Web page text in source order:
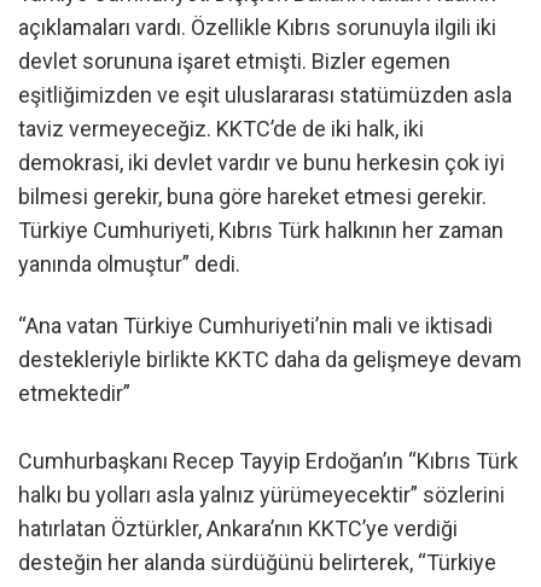
açıklamaları vardı. Özellikle Kıbrıs sorunuyla ilgili iki
devlet sorununa işaret etmişti. Bizler egemen
eşitliğimizden ve eşit uluslararası statümüzden asla
taviz vermeyeceğiz. KKTC’de de iki halk, iki
demokrasi, iki devlet vardır ve bunu herkesin çok iyi
bilmesi gerekir, buna göre hareket etmesi gerekir.
Türkiye Cumhuriyeti, Kıbrıs Türk halkının her zaman
yanında olmuştur” dedi.
“Ana vatan Türkiye Cumhuriyeti’nin mali ve iktisadi
destekleriyle birlikte KKTC daha da gelişmeye devam
etmektedir”
Cumhurbaşkanı Recep Tayyip Erdoğan’ın “Kıbrıs Türk
halkı bu yolları asla yalnız yürümeyecektir” sözlerini
hatırlatan Öztürkler, Ankara’nın KKTC’ye verdiği
desteğin her alanda sürdüğünü belirterek, “Türkiye